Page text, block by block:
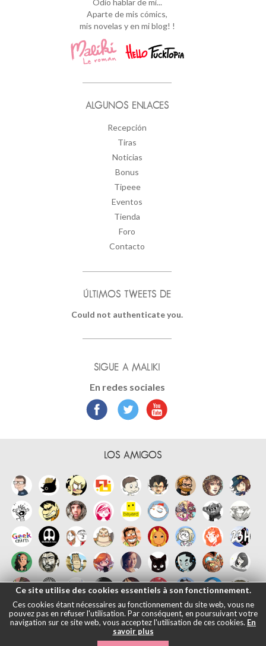
Aparte de mis cómics,
mis novelas y en mi blog! !
ALGUNOS ENLACES
Recepción
Tiras
Noticias
Bonus
Tipeee
Eventos
Tienda
Foro
Contacto
ÚLTIMOS TWEETS DE
Could not authenticate you.
SIGUE A MALIKI
En redes sociales
LOS AMIGOS
Ce site utilise des cookies essentiels à son fonctionnement.
Ces cookies étant nécessaires au fonctionnement du site web, vous ne
pouvez pas en refuser l'utilisation. Par conséquent, en poursuivant votre
navigation sur ce site web, vous acceptez l'utilisation de ces cookies. En
savoir plus